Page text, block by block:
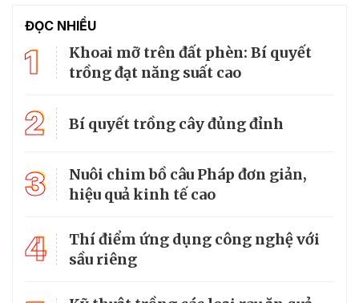
ĐỌC NHIỀU
1
Khoai mỡ trên đất phèn: Bí quyết
trồng đạt năng suất cao
2 Bí quyết trồng cây đủng đỉnh
3
Nuôi chim bồ câu Pháp đơn giản,
hiệu quả kinh tế cao
4
Thí điểm ứng dụng công nghệ với
sầu riêng